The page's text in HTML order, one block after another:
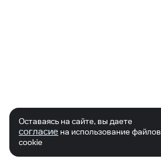
Оставаясь на сайте, вы даете
согласие на использование файлов
cookie